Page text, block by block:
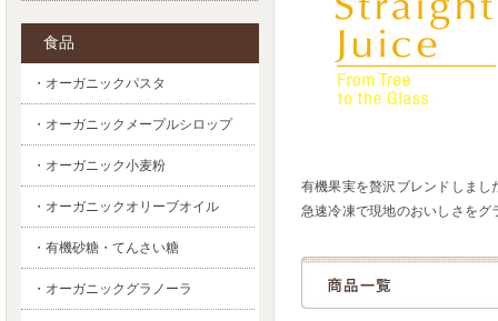
食品
・オーガニックパスタ
・オーガニックメープルシロップ
・オーガニック小麦粉
・オーガニックオリーブオイル
・有機砂糖・てんさい糖
・オーガニックグラノーラ
有機果実を贅沢ブレンドしま
急速冷凍で現地のおいしさをグ